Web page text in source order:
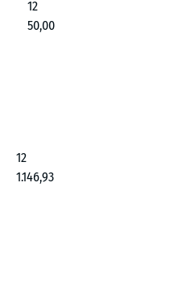
12
50,00
12
1.146,93